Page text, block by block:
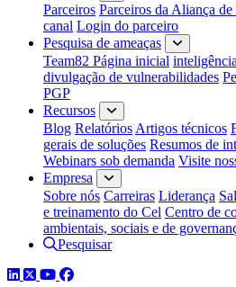
Parceiros Parceiros da Aliança
canal Login do parceiro
Pesquisa de ameaças
Team82 Página inicial
divulgação de vulnerabilidades
PGP
Recursos
Blog Relatórios Artigos técnicos
gerais de soluções Resumos de
Webinars sob demanda Visite
Empresa
Sobre nós Carreiras Liderança
e treinamento do Cel Centro de
ambientais, sociais e de
Pesquisar
LinkedIn
TwitterYouTube
Facebook